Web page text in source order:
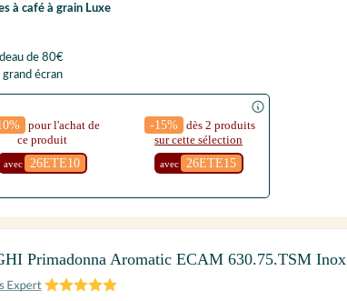
à café à grain Luxe
de 80€
écran
pour l'achat de
ce produit
avec 26ETE10
-15%
dès 2 produits
sur cette sélection
avec 26ETE15
Primadonna Aromatic ECAM 630.75.TSM Inox